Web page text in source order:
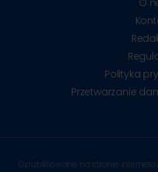
O
Polityka
Przetwarzanie
Opublikowane na stronie